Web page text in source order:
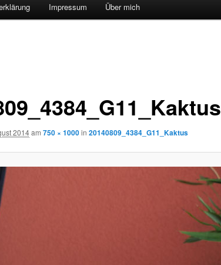
Impressum Über mich
2014am 750 × 1000in 20140809_4384_G11_Kaktus